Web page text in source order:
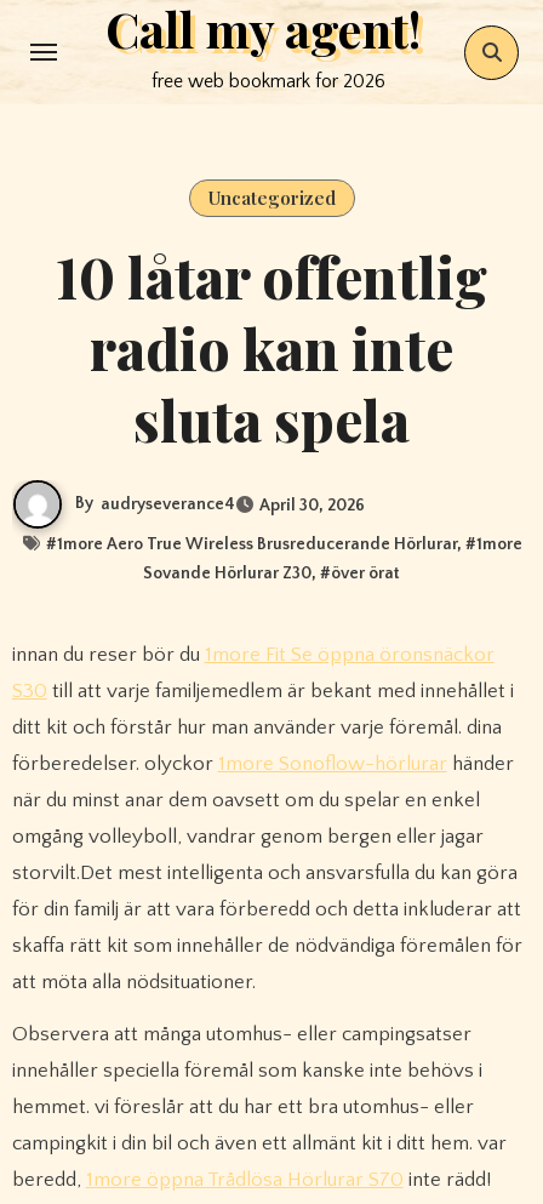
to
Call my agent!
free web bookmark for 2026
Uncategorized
10 låtar offentlig
radio kan inte
sluta spela
By audryseverance4 April 30, 2026
#1more Aero True Wireless Brusreducerande Hörlurar, #1more
Sovande Hörlurar Z30, #över örat
innan du reser bör du 1more Fit Se öppna öronsnäckor
S30 till att varje familjemedlem är bekant med innehållet i
ditt kit och förstår hur man använder varje föremål. dina
förberedelser. olyckor 1more Sonoflow-hörlurarhänder
när du minst anar dem oavsett om du spelar en enkel
omgång volleyboll, vandrar genom bergen eller jagar
storvilt.Det mest intelligenta och ansvarsfulla du kan göra
för din familj är att vara förberedd och detta inkluderar att
skaffa rätt kit som innehåller de nödvändiga föremålen för
att möta alla nödsituationer.
Observera att många utomhus- eller campingsatser
innehåller speciella föremål som kanske inte behövs i
hemmet. vi föreslår att du har ett bra utomhus- eller
campingkit i din bil och även ett allmänt kit i ditt hem. var
beredd, 1more öppna Trådlösa Hörlurar S70 inte rädd!